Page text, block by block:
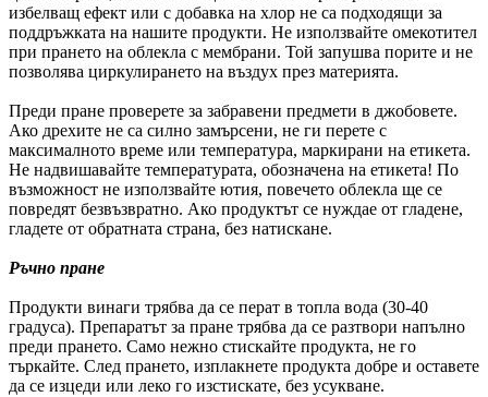
избелващ ефект или с добавка на хлор не са подходящи за
поддръжката на нашите продукти. Не използвайте омекотител
при прането на облекла с мембрани. Той запушва порите и не
позволява циркулирането на въздух през материята.
Преди пране проверете за забравени предмети в джобовете.
Ако дрехите не са силно замърсени, не ги перете с
максималното време или температура, маркирани на етикета.
Не надвишавайте температурата, обозначена на етикета! По
възможност не използвайте ютия, повечето облекла ще се
повредят безвъзвратно. Ако продуктът се нуждае от гладене,
гладете от обратната страна, без натискане.
Ръчно пране
Продукти винаги трябва да се перат в топла вода (30-40
градуса). Препаратът за пране трябва да се разтвори напълно
преди прането. Само нежно стискайте продукта, не го
търкайте. След прането, изплакнете продукта добре и оставете
да се изцеди или леко го изстискате, без усукване.